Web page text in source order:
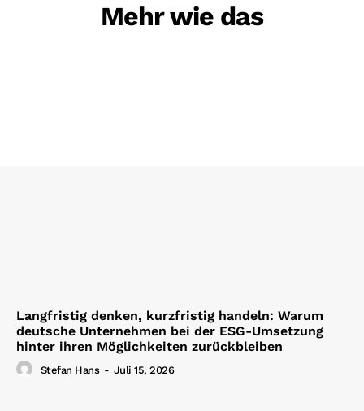
Mehr wie das
Langfristig denken, kurzfristig handeln: Warum
deutsche Unternehmen bei der ESG-Umsetzung
hinter ihren Möglichkeiten zurückbleiben
Stefan Hans - Juli 15, 2026